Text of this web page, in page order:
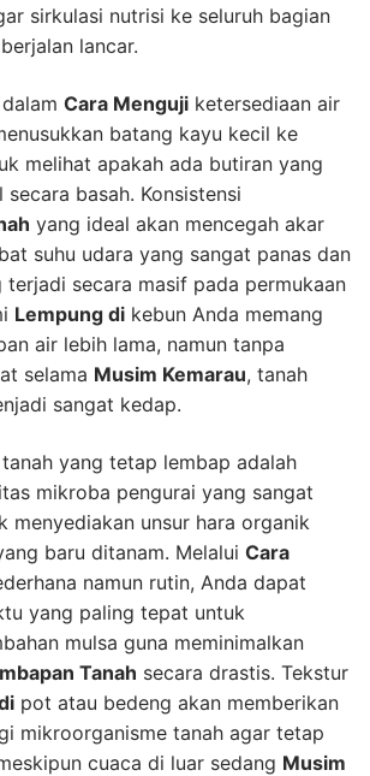
sirkulasi nutrisi ke seluruh bagian
lancar.
Cara Menguji ketersediaan air
batang kayu kecil ke
melihat apakah ada butiran yang
secara basah. Konsistensi
yang ideal akan mencegah akar
suhu udara yang sangat panas dan
terjadi secara masif pada permukaan
Lempung di kebun Anda memang
air lebih lama, namun tanpa
selama Musim Kemarau, tanah
sangat kedap.
yang tetap lembap adalah
mikroba pengurai yang sangat
menyediakan unsur hara organik
baru ditanam. Melalui Cara
namun rutin, Anda dapat
yang paling tepat untuk
mulsa guna meminimalkan
Tanah secara drastis. Tekstur
pot atau bedeng akan memberikan
mikroorganisme tanah agar tetap
cuaca di luar sedang Musim